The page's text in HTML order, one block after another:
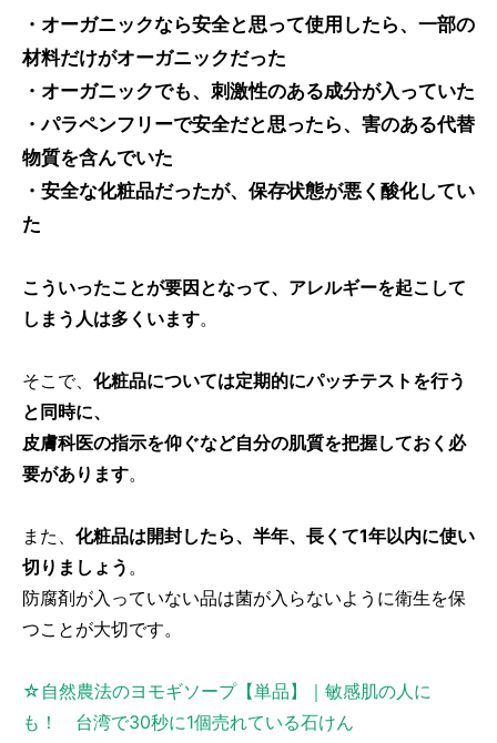
・オーガニックなら安全と思って使用したら、一部の
材料だけがオーガニックだった
・オーガニックでも、刺激性のある成分が入っていた
・パラペンフリーで安全だと思ったら、害のある代替
物質を含んでいた
・安全な化粧品だったが、保存状態が悪く酸化してい
た
こういったことが要因となって、アレルギーを起こして
しまう人は多くいます。
そこで、 化粧品については定期的にパッチテストを行う
と同時に、
皮膚科医の指示を仰ぐなど自分の肌質を把握しておく必
要があります。
また、 化粧品は開封したら、半年、長くて1年以内に使い
切りましょう 。
防腐剤が入っていない品は菌が入らないように衛生を保
つことが大切です。
☆自然農法のヨモギソープ【単品】｜敏感肌の人に
も！ 台湾で30秒に1個売れている石けん